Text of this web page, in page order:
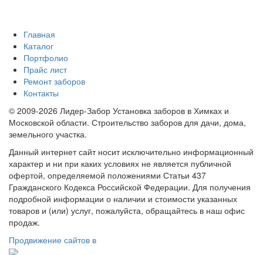
Главная
Каталог
Портфолио
Прайс лист
Ремонт заборов
Контакты
© 2009-2026 Лидер-Забор Установка заборов в Химках и
Московской области. Строительство заборов для дачи, дома,
земельного участка.
Данный интернет сайт носит исключительно информационный
характер и ни при каких условиях не является публичной
офертой, определяемой положениями Статьи 437
Гражданского Кодекса Российской Федерации. Для получения
подробной информации о наличии и стоимости указанных
товаров и (или) услуг, пожалуйста, обращайтесь в наш офис
продаж.
Продвижение сайтов в